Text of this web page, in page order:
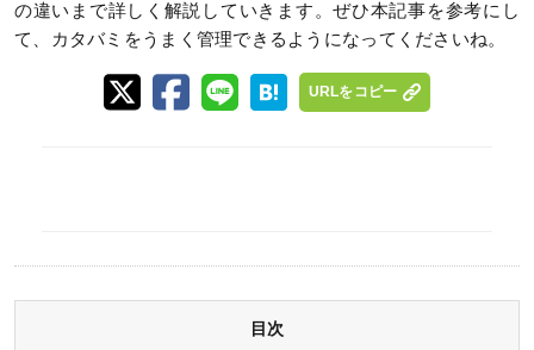
の違いまで詳しく解説していきます。ぜひ本記事を参考にし
て、カタバミをうまく管理できるようになってくださいね。
URLをコピー
目次